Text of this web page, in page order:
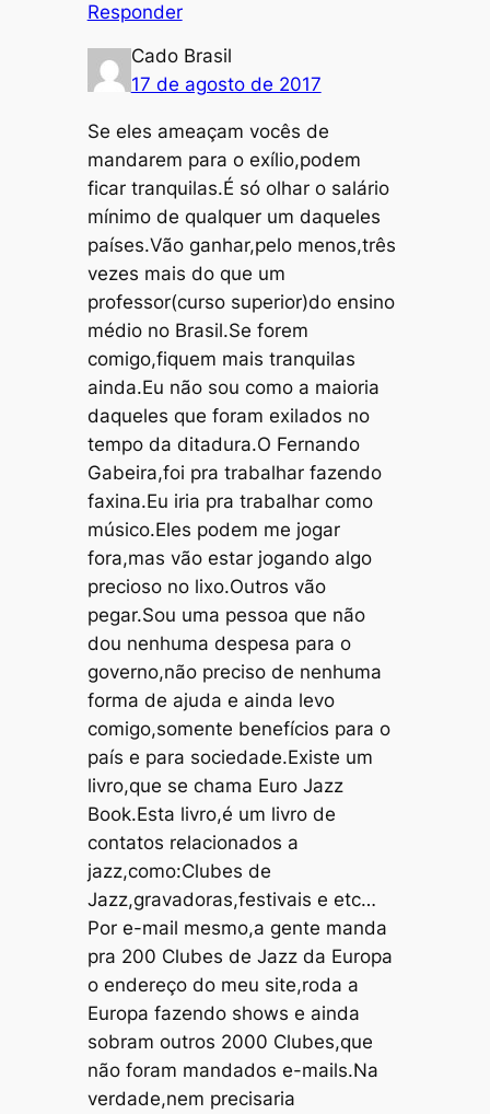
Responder
Cado Brasil
17 de agosto de 2017
Se eles ameaçam vocês de
mandarem para o exílio,podem
ficar tranquilas.É só olhar o salário
mínimo de qualquer um daqueles
países.Vão ganhar,pelo menos,três
vezes mais do que um
professor(curso superior)do ensino
médio no Brasil.Se forem
comigo,fiquem mais tranquilas
ainda.Eu não sou como a maioria
daqueles que foram exilados no
tempo da ditadura.O Fernando
Gabeira,foi pra trabalhar fazendo
faxina.Eu iria pra trabalhar como
músico.Eles podem me jogar
fora,mas vão estar jogando algo
precioso no lixo.Outros vão
pegar.Sou uma pessoa que não
dou nenhuma despesa para o
governo,não preciso de nenhuma
forma de ajuda e ainda levo
comigo,somente benefícios para o
país e para sociedade.Existe um
livro,que se chama Euro Jazz
Book.Esta livro,é um livro de
contatos relacionados a
jazz,como:Clubes de
Jazz,gravadoras,festivais e etc…
Por e-mail mesmo,a gente manda
pra 200 Clubes de Jazz da Europa
o endereço do meu site,roda a
Europa fazendo shows e ainda
sobram outros 2000 Clubes,que
não foram mandados e-mails.Na
verdade,nem precisaria